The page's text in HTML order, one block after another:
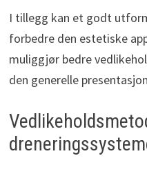
I tillegg kan et godt
forbedre den estetiske
muliggjør bedre
den generelle